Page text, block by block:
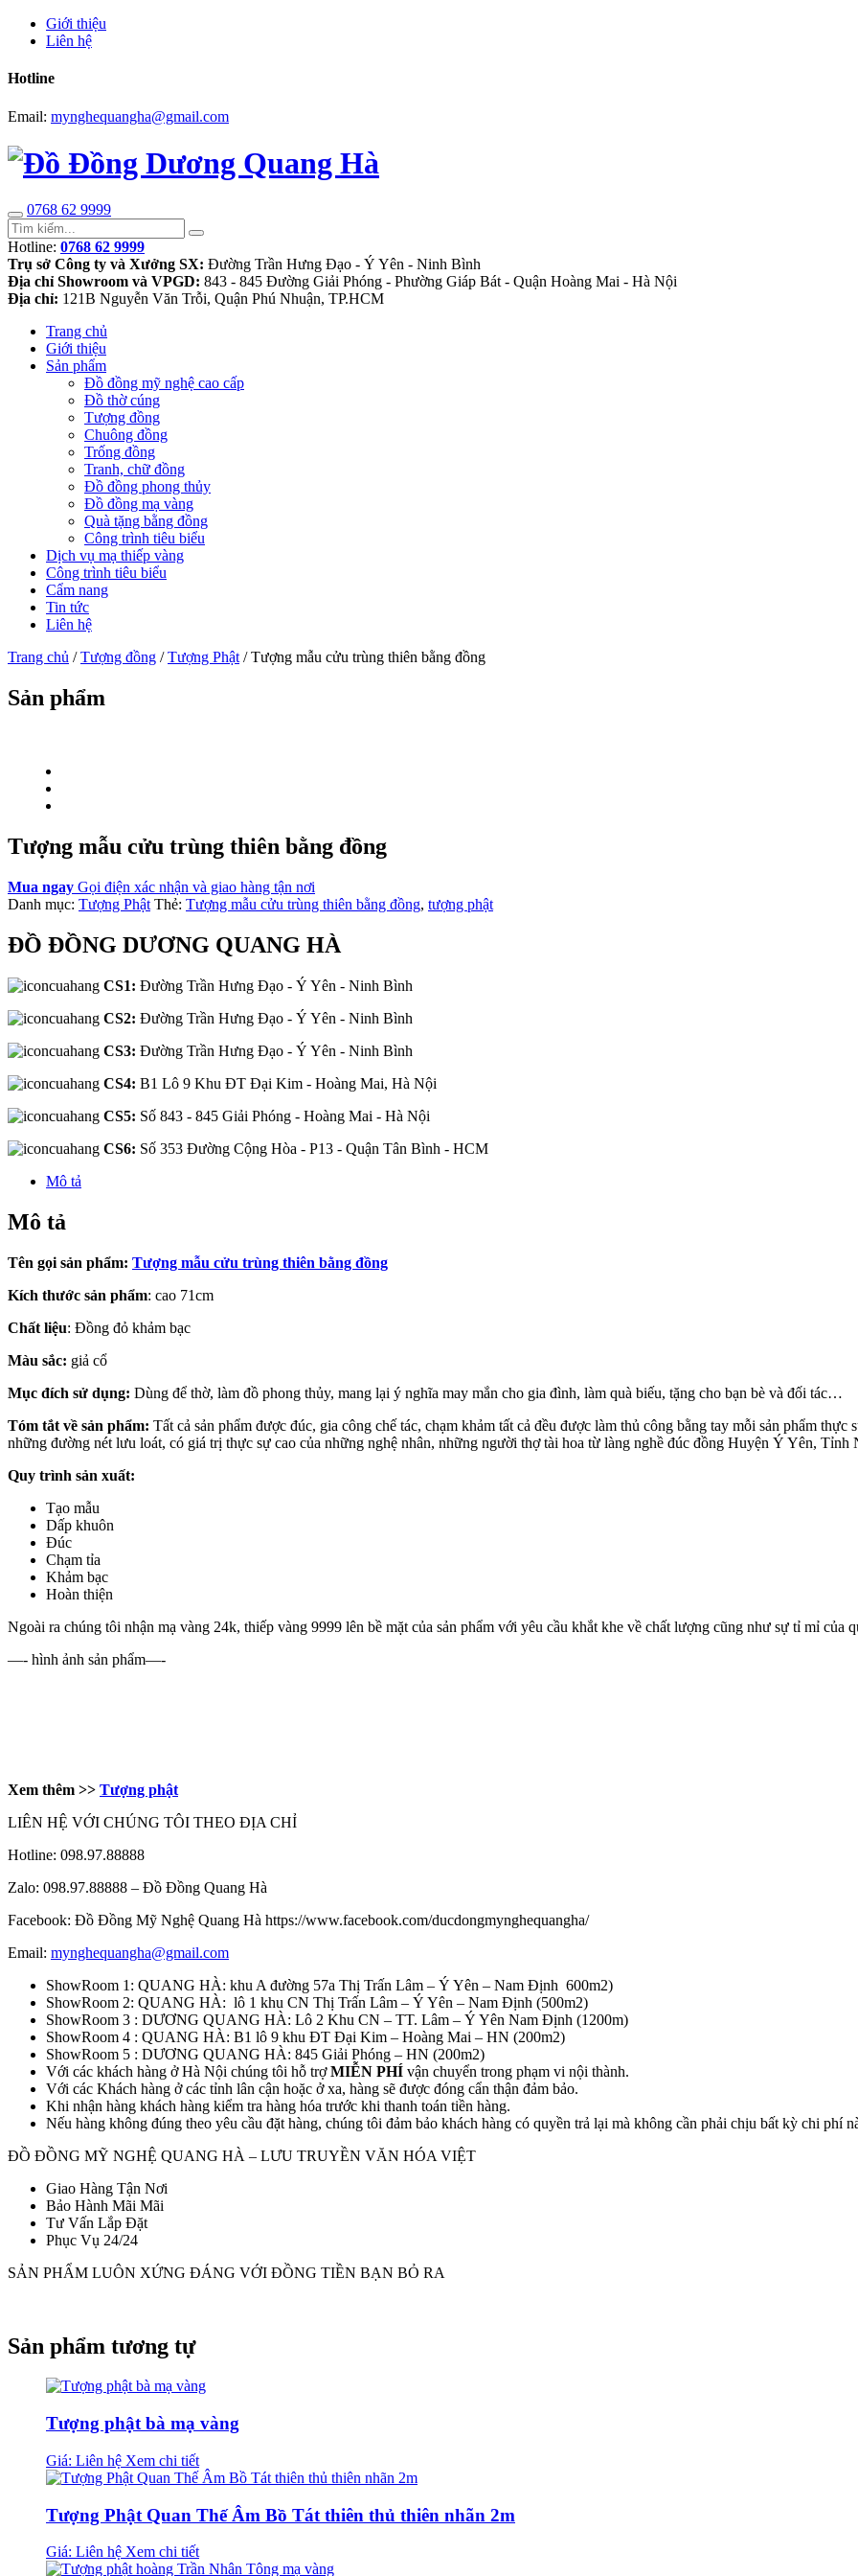
Giới thiệu
Liên hệ
Hotline
Email: mynghequangha@gmail.com
0768 62 9999
Hotline: 0768 62 9999
Trụ sở Công ty và Xưởng SX: Đường Trần Hưng Đạo - Ý Yên - Ninh Bình
Địa chỉ Showroom và VPGD: 843 - 845 Đường Giải Phóng - Phường Giáp Bát - Quận Hoàng Mai - Hà Nội
Địa chỉ: 121B Nguyễn Văn Trỗi, Quận Phú Nhuận, TP.HCM
Trang chủ
Giới thiệu
Sản phẩm
Đồ đồng mỹ nghệ cao cấp
Đồ thờ cúng
Tượng đồng
Chuông đồng
Trống đồng
Tranh, chữ đồng
Đồ đồng phong thủy
Đồ đồng mạ vàng
Quà tặng bằng đồng
Công trình tiêu biểu
Dịch vụ mạ thiếp vàng
Công trình tiêu biểu
Cẩm nang
Tin tức
Liên hệ
Trang chủ /Tượng đồng /Tượng Phật/ Tượng mẫu cửu trùng thiên bằng đồng
Sản phẩm
Tượng mẫu cửu trùng thiên bằng đồng
Mua ngay Gọi điện xác nhận và giao hàng tận nơi
Danh mục: Tượng Phật Thẻ: Tượng mẫu cửu trùng thiên bằng đồng, tượng phật
ĐỒ ĐỒNG DƯƠNG QUANG HÀ
CS1: Đường Trần Hưng Đạo - Ý Yên - Ninh Bình
CS2: Đường Trần Hưng Đạo - Ý Yên - Ninh Bình
CS3: Đường Trần Hưng Đạo - Ý Yên - Ninh Bình
CS4: B1 Lô 9 Khu ĐT Đại Kim - Hoàng Mai, Hà Nội
CS5: Số 843 - 845 Giải Phóng - Hoàng Mai - Hà Nội
CS6: Số 353 Đường Cộng Hòa - P13 - Quận Tân Bình - HCM
Mô tả
Mô tả
Tên gọi sản phẩm: Tượng mẫu cửu trùng thiên bằng đồng
Kích thước sản phẩm: cao 71cm
Chất liệu: Đồng đỏ khảm bạc
Màu sắc: giả cổ
Mục đích sử dụng: Dùng để thờ, làm đồ phong thủy, mang lại ý nghĩa may mắn cho gia đình, làm quà biếu, tặng cho bạn bè và đối tác…
Tóm tắt về sản phẩm: Tất cả sản phẩm được đúc, gia công chế tác, chạm khảm tất cả đều được làm thủ công bằng tay mỗi sản phẩm
những đường nét lưu loát, có giá trị thực sự cao của những nghệ nhân, những người thợ tài hoa từ làng nghề đúc đồng Huyện Ý Yên, Tỉnh
Quy trình sản xuất:
Tạo mẫu
Dấp khuôn
Đúc
Chạm tỉa
Khảm bạc
Hoàn thiện
Ngoài ra chúng tôi nhận mạ vàng 24k, thiếp vàng 9999 lên bề mặt của sản phẩm với yêu cầu khắt khe về chất lượng cũng như sự tỉ mỉ của
—- hình ảnh sản phẩm—-
Xem thêm >> Tượng phật
LIÊN HỆ VỚI CHÚNG TÔI THEO ĐỊA CHỈ
Hotline: 098.97.88888
Zalo: 098.97.88888 – Đồ Đồng Quang Hà
Facebook: Đồ Đồng Mỹ Nghệ Quang Hà https://www.facebook.com/ducdongmynghequangha/
Email: mynghequangha@gmail.com
ShowRoom 1: QUANG HÀ: khu A đường 57a Thị Trấn Lâm – Ý Yên – Nam Định 600m2)
ShowRoom 2: QUANG HÀ: lô 1 khu CN Thị Trấn Lâm – Ý Yên – Nam Định (500m2)
ShowRoom 3 : DƯƠNG QUANG HÀ: Lô 2 Khu CN – TT. Lâm – Ý Yên Nam Định (1200m)
ShowRoom 4 : QUANG HÀ: B1 lô 9 khu ĐT Đại Kim – Hoàng Mai – HN (200m2)
ShowRoom 5 : DƯƠNG QUANG HÀ: 845 Giải Phóng – HN (200m2)
Với các khách hàng ở Hà Nội chúng tôi hỗ trợMIỄN PHÍ vận chuyển trong phạm vi nội thành.
Với các Khách hàng ở các tỉnh lân cận hoặc ở xa, hàng sẽ được đóng cẩn thận đảm bảo.
Khi nhận hàng khách hàng kiểm tra hàng hóa trước khi thanh toán tiền hàng.
Nếu hàng không đúng theo yêu cầu đặt hàng, chúng tôi đảm bảo khách hàng có quyền trả lại mà không cần phải chịu bất kỳ chi phí
ĐỒ ĐỒNG MỸ NGHỆ QUANG HÀ – LƯU TRUYỀN VĂN HÓA VIỆT
Giao Hàng Tận Nơi
Bảo Hành Mãi Mãi
Tư Vấn Lắp Đặt
Phục Vụ 24/24
SẢN PHẨM LUÔN XỨNG ĐÁNG VỚI ĐỒNG TIỀN BẠN BỎ RA
Sản phẩm tương tự
Tượng phật bà mạ vàng
Giá: Liên hệ Xem chi tiết
Tượng Phật Quan Thế Âm Bồ Tát thiên thủ thiên nhãn 2m
Giá: Liên hệ Xem chi tiết